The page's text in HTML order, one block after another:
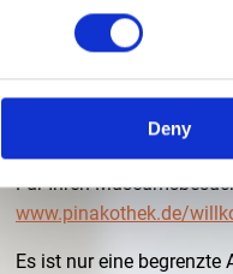
Deny
3. FEBRUAR 2022 |
Führung durch die
Für Ihren
www.pinakothek.de/
Es ist nur eine begrenzte